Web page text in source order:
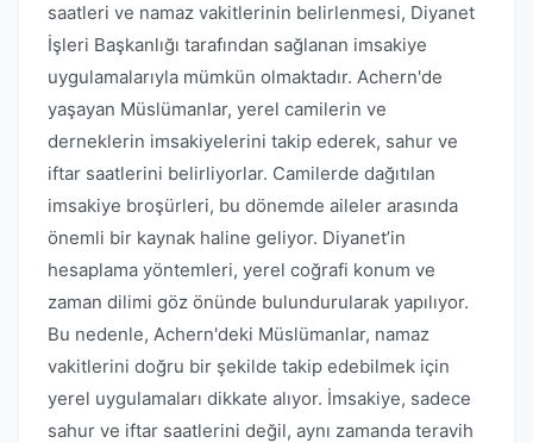
saatleri ve namaz vakitlerinin belirlenmesi, Diyanet
İşleri Başkanlığı tarafından sağlanan imsakiye
uygulamalarıyla mümkün olmaktadır. Achern'de
yaşayan Müslümanlar, yerel camilerin ve
derneklerin imsakiyelerini takip ederek, sahur ve
iftar saatlerini belirliyorlar. Camilerde dağıtılan
imsakiye broşürleri, bu dönemde aileler arasında
önemli bir kaynak haline geliyor. Diyanet’in
hesaplama yöntemleri, yerel coğrafi konum ve
zaman dilimi göz önünde bulundurularak yapılıyor.
Bu nedenle, Achern'deki Müslümanlar, namaz
vakitlerini doğru bir şekilde takip edebilmek için
yerel uygulamaları dikkate alıyor. İmsakiye, sadece
sahur ve iftar saatlerini değil, aynı zamanda teravih